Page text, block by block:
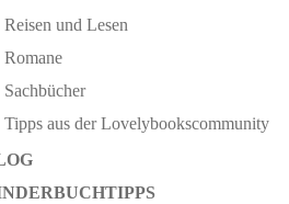
Reisen und Lesen
Romane
Sachbücher
Tipps aus der Lovelybookscommunity